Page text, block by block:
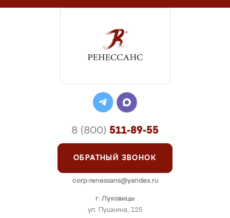
г. Луховицы
ул. Пушкина, 125
8 (800) 511-89-55
ОБРАТНЫЙ ЗВОНОК
corp-renessans@yandex.ru